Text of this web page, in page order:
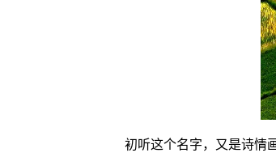
初听这个名字，又是诗情